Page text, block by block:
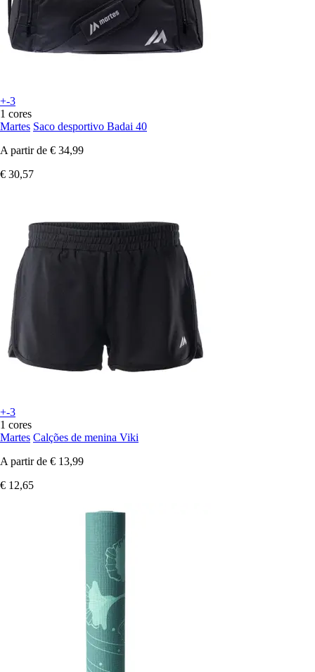
+-3
1 cores
Martes Saco desportivo Badai 40
A partir de € 34,99
€ 30,57
+-3
1 cores
Martes Calções de menina Viki
A partir de € 13,99
€ 12,65